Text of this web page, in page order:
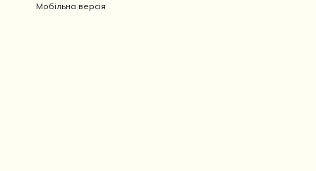
Мобільна версія